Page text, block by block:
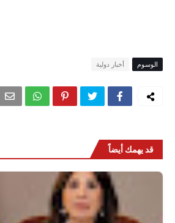
الوسوم أخبار دولية
قد يهمك أيضاً